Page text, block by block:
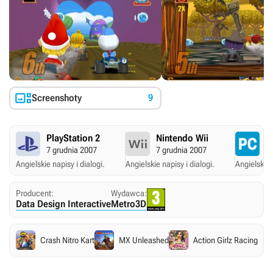
Screenshoty 9
PlayStation 2
7 grudnia 2007
Angielskie napisy i dialogi.
Nintendo Wii
7 grudnia 2007
Angielskie napisy i dialogi.
Angielskie
Producent:
Data Design Interactive
Wydawca:
Metro3D
Crash Nitro Kart MX Unleashed Action Girlz Racing